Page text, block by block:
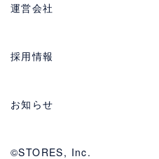
運営会社
採用情報
お知らせ
©STORES, Inc.